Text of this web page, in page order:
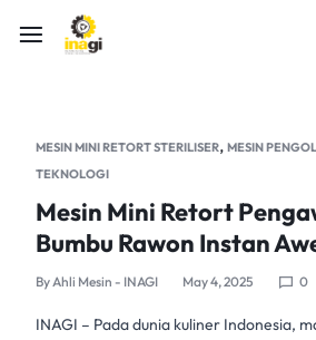
MESIN MINI RETORT STERILISER, MESIN
TEKNOLOGI
Mesin Mini Retort
Bumbu Rawon Instan
ByAhli Mesin - INAGI May 4, 2025 0
INAGI – Pada dunia kuliner Indonesia,